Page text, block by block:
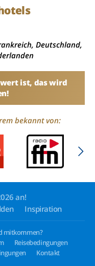
Deutschland,
ist, das wird
bekannt von:
an!
Inspiration
mitkommen?
Reisebedingungen
Kontakt